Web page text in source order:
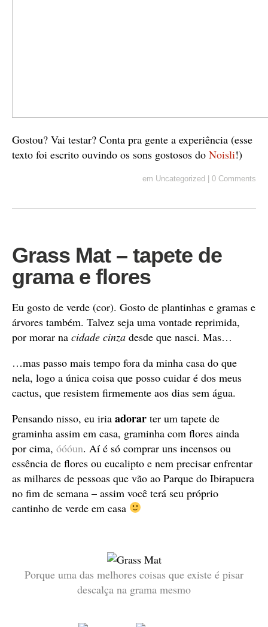
Gostou? Vai testar? Conta pra gente a experiência (esse
texto foi escrito ouvindo os sons gostosos do Noisli!)
em Uncategorized | 0 Comments
Grass Mat – tapete de
grama e flores
Eu gosto de verde (cor). Gosto de plantinhas e gramas e
árvores também. Talvez seja uma vontade reprimida,
por morar na cidade cinza desde que nasci. Mas…
…mas passo mais tempo fora da minha casa do que
nela, logo a única coisa que posso cuidar é dos meus
cactus, que resistem firmemente aos dias sem água.
Pensando nisso, eu iria adorar ter um tapete de
graminha assim em casa, graminha com flores ainda
por cima, óóóun. Aí é só comprar uns incensos ou
essência de flores ou eucalipto e nem precisar enfrentar
as milhares de pessoas que vão ao Parque do Ibirapuera
no fim de semana – assim você terá seu próprio
cantinho de verde em casa
Porque uma das melhores coisas que existe é pisar
descalça na grama mesmo